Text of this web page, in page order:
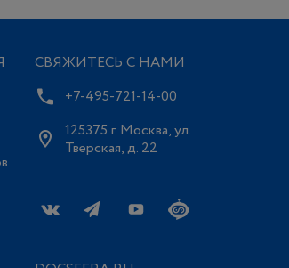
СВЯЖИТЕСЬ С НАМИ
+7-495-721-14-00
125375 г. Москва, ул.
Тверская, д. 22